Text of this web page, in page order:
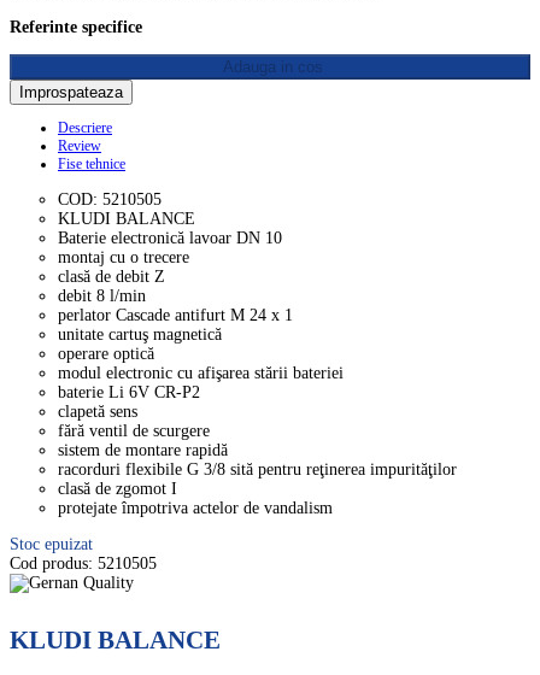
Referinte specifice
Adauga in cos
Descriere
Review
Fise tehnice
COD: 5210505
KLUDI BALANCE
Baterie electronică lavoar DN 10
montaj cu o trecere
clasă de debit Z
debit 8 l/min
perlator Cascade antifurt M 24 x 1
unitate cartuş magnetică
operare optică
modul electronic cu afişarea stării bateriei
baterie Li 6V CR-P2
clapetă sens
fără ventil de scurgere
sistem de montare rapidă
racorduri flexibile G 3/8 sită pentru reţinerea impurităţilor
clasă de zgomot I
protejate împotriva actelor de vandalism
Stoc epuizat
Cod produs: 5210505
KLUDI BALANCE